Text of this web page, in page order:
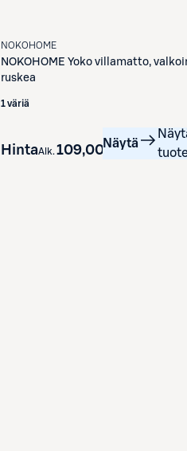
NOKOHOME
NOKOHOME Yoko villamatto,
ruskea
1 väriä
HintaAlk. 109,00 €Näytä